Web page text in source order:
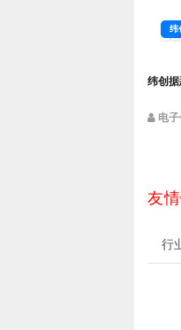
纬
纬创
电
友
行